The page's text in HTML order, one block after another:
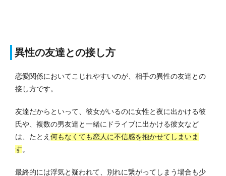
異性の友達との接し方
恋愛関係においてこじれやすいのが、相手の異性の友達との
接し方です。
友達だからといって、彼女がいるのに女性と夜に出かける彼
氏や、複数の男友達と一緒にドライブに出かける彼女など
は、たとえ 何もなくても恋人に不信感を抱かせてしまいま
す。
最終的には浮気と疑われて、別れに繋がってしまう場合も少